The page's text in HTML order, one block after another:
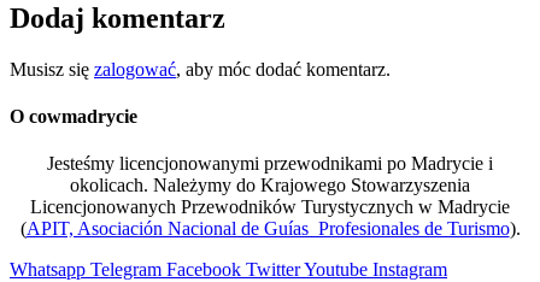
Dodaj komentarz
Musisz się zalogować, aby móc dodać komentarz.
O cowmadrycie
Jesteśmy licencjonowanymi przewodnikami po Madrycie i
okolicach. Należymy do Krajowego Stowarzyszenia
Licencjonowanych Przewodników Turystycznych w Madrycie
(APIT, Asociación Nacional de Guías Profesionales de Turismo).
Whatsapp Telegram Facebook TwitterYoutube Instagram